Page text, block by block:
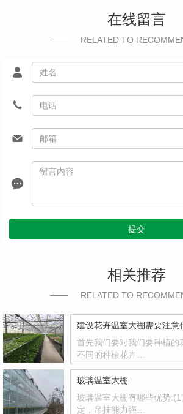
在线留言
RELATED TO
提交
相关推荐
RELATED TO
建设花卉温室大棚需要注意
首先我们要对我们要种植的
不同的种植花卉…
玻璃温室大棚
玻璃温室大棚有哪些优势
定，吊挂能力强…